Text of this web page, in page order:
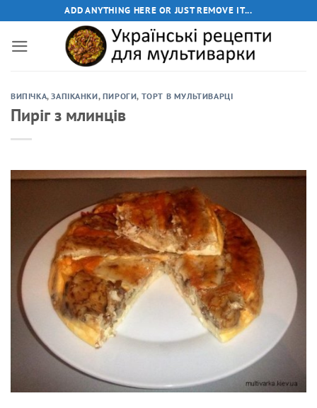
ADD ANYTHING HERE OR JUST REMOVE IT...
ВИПІЧКА,ЗАПІКАНКИ, ПИРОГИ, ТОРТ В МУЛЬТИВАРЦІ
Пиріг з млинців